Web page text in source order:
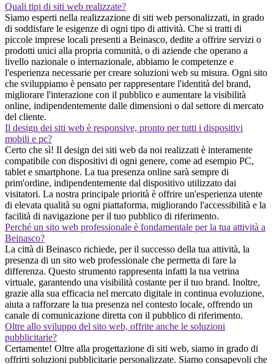
Quali tipi di siti web realizzate?
Siamo esperti nella realizzazione di siti web personalizzati, in grado
di soddisfare le esigenze di ogni tipo di attività. Che si tratti di
piccole imprese locali presenti a Beinasco, dedite a offrire servizi o
prodotti unici alla propria comunità, o di aziende che operano a
livello nazionale o internazionale, abbiamo le competenze e
l'esperienza necessarie per creare soluzioni web su misura. Ogni sito
che sviluppiamo è pensato per rappresentare l'identità del brand,
migliorare l'interazione con il pubblico e aumentare la visibilità
online, indipendentemente dalle dimensioni o dal settore di mercato
del cliente.
Il design dei siti web è responsive, pronto per tutti i dispositivi
mobili e pc?
Certo che sì! Il design dei siti web da noi realizzati è interamente
compatibile con dispositivi di ogni genere, come ad esempio PC,
tablet e smartphone. La tua presenza online sarà sempre di
prim'ordine, indipendentemente dal dispositivo utilizzato dai
visitatori. La nostra principale priorità è offrire un'esperienza utente
di elevata qualità su ogni piattaforma, migliorando l'accessibilità e la
facilità di navigazione per il tuo pubblico di riferimento.
Perché un sito web professionale è fondamentale per la tua attività a
Beinasco?
La città di Beinasco richiede, per il successo della tua attività, la
presenza di un sito web professionale che permetta di fare la
differenza. Questo strumento rappresenta infatti la tua vetrina
virtuale, garantendo una visibilità costante per il tuo brand. Inoltre,
grazie alla sua efficacia nel mercato digitale in continua evoluzione,
aiuta a rafforzare la tua presenza nel contesto locale, offrendo un
canale di comunicazione diretta con il pubblico di riferimento.
Oltre allo sviluppo del sito web, offrite anche le soluzioni
pubblicitarie?
Certamente! Oltre alla progettazione di siti web, siamo in grado di
offrirti soluzioni pubblicitarie personalizzate. Siamo consapevoli che